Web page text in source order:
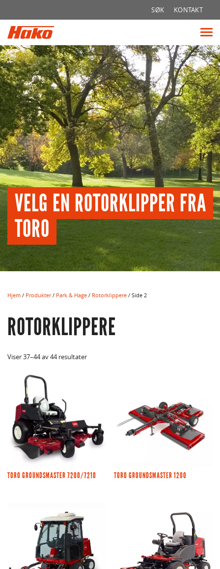
SØK KONTAKT
VELG EN ROTORKLIPPER FRA
TORO
Hjem / Produkter/ Park & Hage / Rotorklippere / Side 2
ROTORKLIPPERE
Viser 37–44 av 44 resultater
TORO GROUNDSMASTER 7200/7210 TORO GROUNDSMASTER 1200